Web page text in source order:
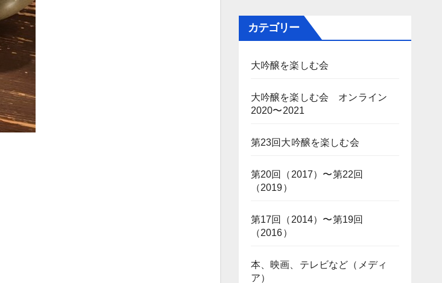
カテゴリー
大吟醸を楽しむ会
大吟醸を楽しむ会 オンライン
2020〜2021
第23回大吟醸を楽しむ会
第20回（2017）〜第22回
（2019）
第17回（2014）〜第19回
（2016）
本、映画、テレビなど（メディ
ア）